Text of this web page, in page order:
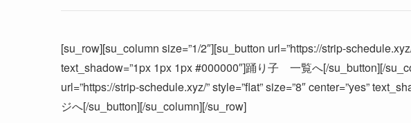
[su_row][su_column size=”1/2″][su_button url=”https://strip-
text_shadow=”1px 1px 1px #000000″]踊り子 一覧へ[/su_button][/
url=”https://strip-schedule.xyz/” style=”flat” size=”8″ center=”yes”
ジへ[/su_button][/su_column][/su_row]